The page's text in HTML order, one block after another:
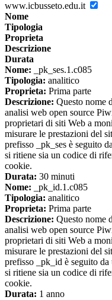
www.icbusseto.edu.it
Nome
Tipologia
Proprieta
Descrizione
Durata
Nome: _pk_ses.1.c085
Tipologia: analitico
Proprieta: Prima parte
Descrizione: Questo nome
analisi web open source
proprietari di siti Web a
misurare le prestazioni del
prefisso _pk_ses è seguito
si ritiene sia un codice di
cookie.
Durata: 30 minuti
Nome: _pk_id.1.c085
Tipologia: analitico
Proprieta: Prima parte
Descrizione: Questo nome
analisi web open source
proprietari di siti Web a
misurare le prestazioni del
prefisso _pk_id è seguito
si ritiene sia un codice di
cookie.
Durata: 1 anno